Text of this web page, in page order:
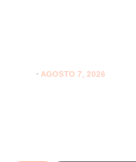
⋅ AGOSTO 7, 2026